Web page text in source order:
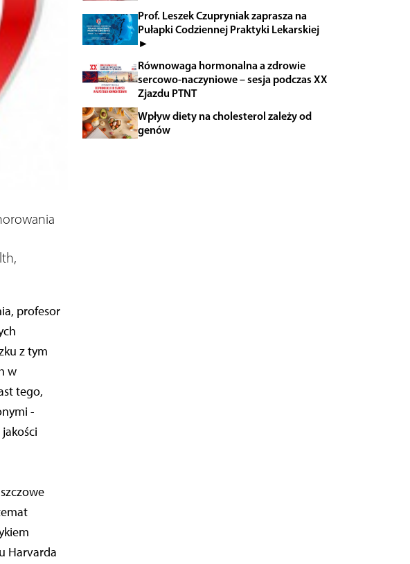
profesor
z tym
w
tego,
-
Harvarda
Prof. Leszek Czupryniak zaprasza na
Pułapki Codziennej Praktyki Lekarskiej
►
Równowaga hormonalna a zdrowie
sercowo-naczyniowe – sesja podczas XX
Zjazdu PTNT
Wpływ diety na cholesterol zależy od
genów